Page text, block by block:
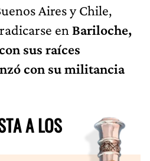
Aires y Chile,
en Bariloche,
sus raíces
con su militancia
A LOS